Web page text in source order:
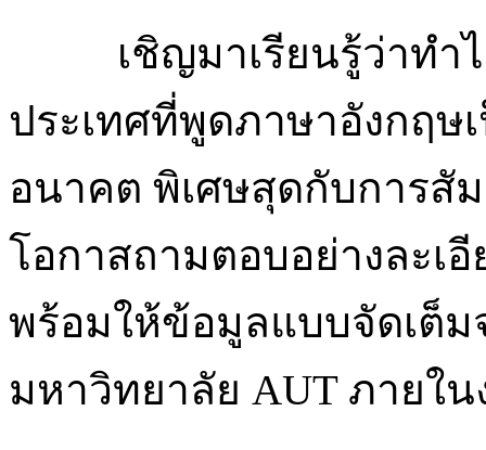
เชิญมาเรียนรู้ว่าท
ประเทศที่พูดภาษาอังกฤษ
อนาคต พิเศษสุดกับการสั
โอกาสถามตอบอย่างละเ
พร้อมให้ข้อมูลแบบจัดเต็
มหาวิทยาลัย AUT ภายใ